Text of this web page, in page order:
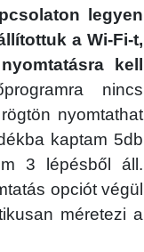
legyen
a Wi-Fi-t,
kell
nincs
nyomtathat
kaptam 5db
3 lépésből áll.
opciót végül
méretezi a